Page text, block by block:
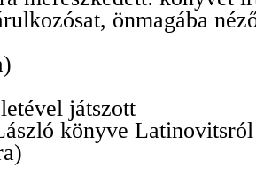
önmagába
játszott
könyve Latinovitsról